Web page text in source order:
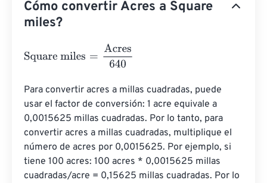
Cómo convertir Acres a Square
miles?
Square miles Acres640
Para convertir acres a millas cuadradas, puede
usar el factor de conversión: 1 acre equivale a
0,0015625 millas cuadradas. Por lo tanto, para
convertir acres a millas cuadradas, multiplique el
número de acres por 0,0015625. Por ejemplo, si
tiene 100 acres: 100 acres * 0,0015625 millas
cuadradas/acre = 0,15625 millas cuadradas. Por lo